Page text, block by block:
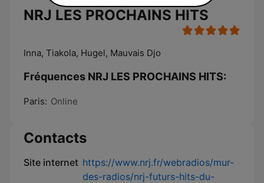
NRJ LES PROCHAINS HITS
Inna, Tiakola, Hugel, Mauvais Djo
Fréquences NRJ LES PROCHAINS HITS:
Paris: Online
Contacts
Site internet https://www.nrj.fr/webradios/mur-
des-radios/nrj-futurs-hits-du-